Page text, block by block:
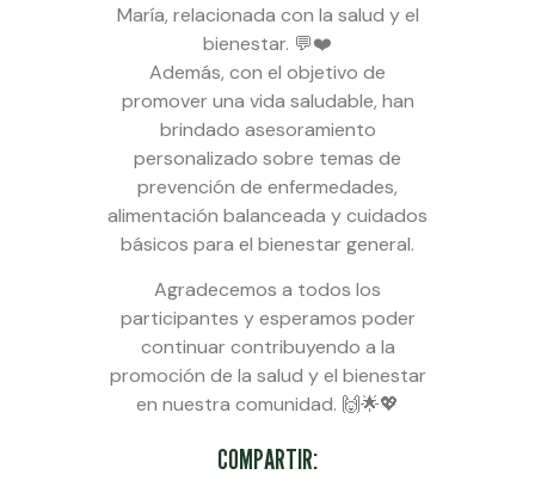
María, relacionada con la salud y el
bienestar. 💬❤️
Además, con el objetivo de
promover una vida saludable, han
brindado asesoramiento
personalizado sobre temas de
prevención de enfermedades,
alimentación balanceada y cuidados
básicos para el bienestar general.
Agradecemos a todos los
participantes y esperamos poder
continuar contribuyendo a la
promoción de la salud y el bienestar
en nuestra comunidad. 🙌🌟💖
COMPARTIR: